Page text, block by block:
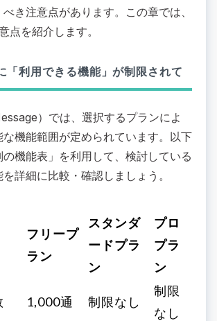
き注意点があります。この章では、
点を紹介します。
「利用できる機能」が制限されて
）では、選択するプランによ
な機能範囲が定められています。以下
機能表」を利用して、検討している
詳細に比較・確認しましょう。
フリープ
ラン
スタンダ
ードプラ
ン
プロ
プラ
ン
1,000通 制限なし
制限
なし